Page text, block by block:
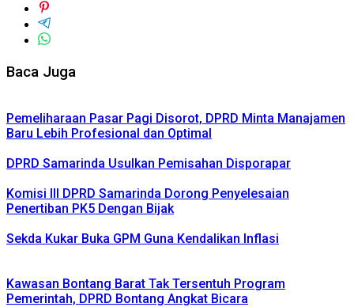
Baca Juga
Pemeliharaan Pasar Pagi Disorot, DPRD Minta Manajamen
Baru Lebih Profesional dan Optimal
DPRD Samarinda Usulkan Pemisahan Disporapar
Komisi III DPRD Samarinda Dorong Penyelesaian
Penertiban PK5 Dengan Bijak
Sekda Kukar Buka GPM Guna Kendalikan Inflasi
Kawasan Bontang Barat Tak Tersentuh Program
Pemerintah, DPRD Bontang Angkat Bicara